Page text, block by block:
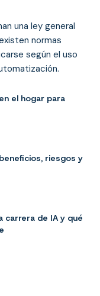
una ley general
normas
según el uso
el hogar para
riesgos y
carrera de IA y qué